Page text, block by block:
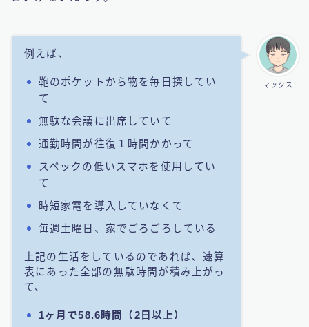
マックス
例えば、
鞄のポケットから物を毎日探してい
て
無駄な会議に出席していて
通勤時間が往復１時間かかって
スペックの低いスマホを使用してい
て
時短家電を導入していなくて
毎週土曜日、家でごろごろしている
上記の生活をしているのであれば、速算
表にあった全部の無駄時間が積み上がっ
て、
1ヶ月で58.6時間（2日以上）